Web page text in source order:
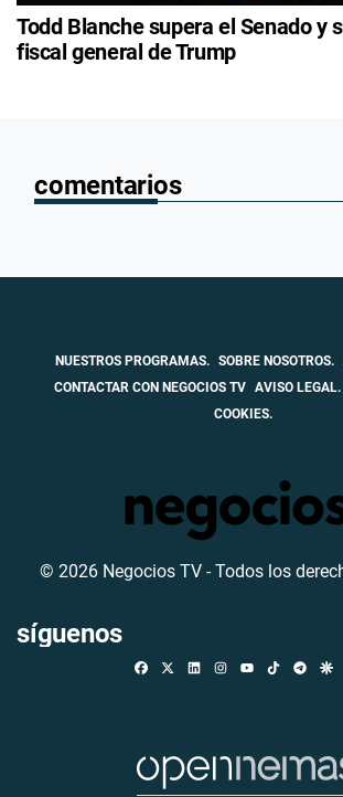
Todd Blanche supera el Senado y
fiscal general de Trump
comentarios
NUESTROS PROGRAMAS. SOBRE NOSOTROS.
CONTACTAR CON NEGOCIOS TV AVISO LEGAL.
COOKIES.
© 2026 Negocios TV - Todos los
síguenos
FacebookLinkedinInstagramTikTok